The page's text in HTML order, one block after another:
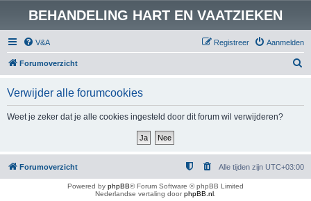
BEHANDELING HART EN VAATZIEKEN
V&A Aanmelden
Registreer
Forumoverzicht
Verwijder alle forumcookies
Weet je zeker dat je alle cookies ingesteld door dit forum wil verwijderen?
Forumoverzicht Alle tijden zijn UTC+03:00
Powered by phpBB® Forum Software © phpBB Limited
Nederlandse vertaling doorphpBB.nl